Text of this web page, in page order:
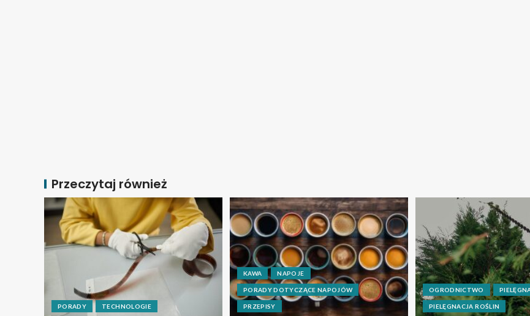
Przeczytaj również
PORADY TECHNOLOGIE
KAWA NAPOJE
PORADY DOTYCZĄCE NAPOJÓW
PRZEPISY
OGRODNICTWO
PIELĘGNACJA ROŚLIN